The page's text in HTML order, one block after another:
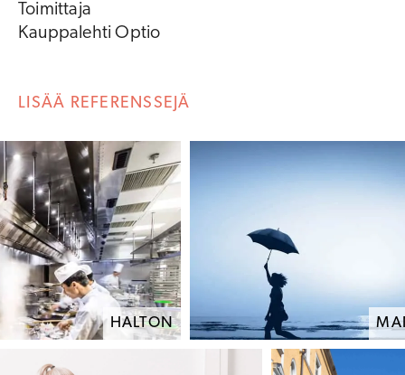
Toimittaja
Kauppalehti Optio
LISÄÄ REFERENSSEJÄ
HALTON